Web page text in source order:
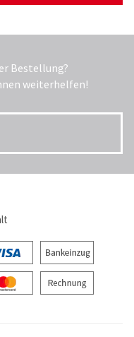
Bestellung?
weiterhelfen!